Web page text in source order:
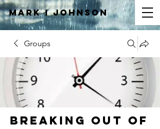
Mark IJOHNSON
Groups
Breaking Out of